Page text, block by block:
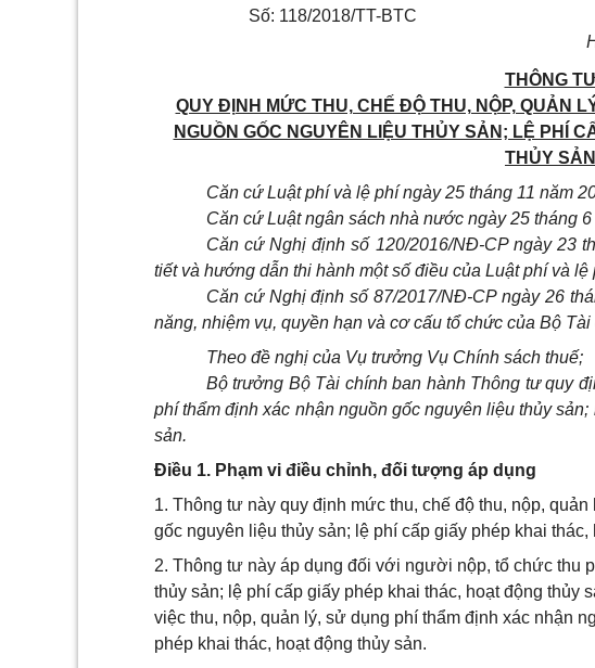
Số: 118/2018/TT-BTC
THÔNG
QUY ĐỊNH MỨC THU, CHẾ ĐỘ THU, NỘP, QUẢN
NGUỒN GỐC NGUYÊN LIỆU THỦY SẢN; LỆ PHÍ
THỦY SẢN
Căn cứ Luật phí và lệ phí ngày 25 tháng 11 năm
Căn cứ Luật ngân sách nhà nước ngày 25 tháng
Căn cứ Nghị định số 120/2016/NĐ-CP ngày 23
tiết và hướng dẫn thi hành một số điều của Luật phí và lệ
Căn cứ Nghị định số 87/2017/NĐ-CP ngày 26
năng, nhiệm vụ, quyền hạn và cơ cấu tổ chức của Bộ Tài
Theo đề nghị của Vụ trưởng Vụ Chính sách thuế;
Bộ trưởng Bộ Tài chính ban hành Thông tư quy
phí thẩm định xác nhận nguồn gốc nguyên liệu thủy
sản.
Điều 1. Phạm vi điều chỉnh, đối tượng áp dụng
1. Thông tư này quy định mức thu, chế độ thu, nộp,
gốc nguyên liệu thủy sản; lệ phí cấp giấy phép khai thác,
2. Thông tư này áp dụng đối với người nộp, tổ chức thu
thủy sản; lệ phí cấp giấy phép khai thác, hoạt động thủy
việc thu, nộp, quản lý, sử dụng phí thẩm định xác nhận
phép khai thác, hoạt động thủy sản.